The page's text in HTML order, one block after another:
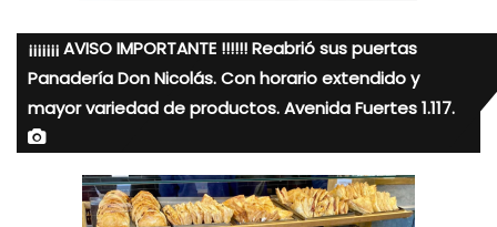
¡¡¡¡¡¡¡ AVISO IMPORTANTE !!!!!! Reabrió sus puertas
Panadería Don Nicolás. Con horario extendido y
mayor variedad de productos. Avenida Fuertes 1.117.